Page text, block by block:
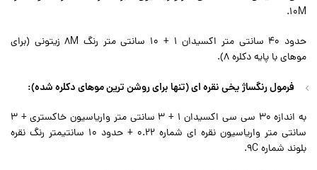
10M.
حدود 40 سانتی متر اکسیدان 1 + 10 سانتی متر رنگ 8M زیتونی (برای
موهای با پایه دکلره 8).
فرمول رنگساژ یخی نقره ای (تنها برای روشن ترین موهای دکلره شده):
به اندازه 30 سی سی اکسیدان 1 + 3 سانتی متر واریاسیون خاکستری + 3
سانتی متر واریاسیون نقره ای شماره 0.22 + حدود 10 سانتیمتر رنگ نقره
بلوند شماره 9C.